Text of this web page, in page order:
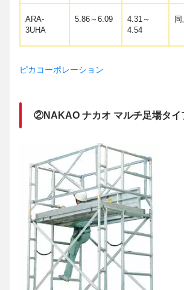
ARA-
3UHA
5.86～6.09
4.31～
4.54
ピカコーポレーション
②NAKAO ナカオ マルチ足場タイ